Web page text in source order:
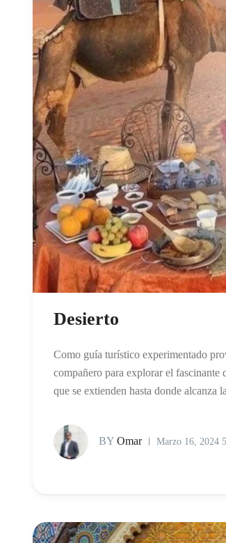
Desierto
Como guía turístico experimentado
compañero para explorar el
que se extienden hasta donde
BY Omar Marzo 16, 2024